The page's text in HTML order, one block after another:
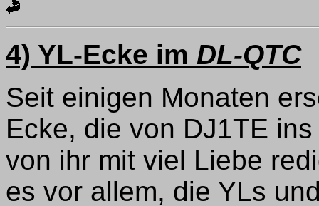
4) YL-Ecke im DL-QTC
Seit einigen Monaten
Ecke, die von DJ1TE
von ihr mit viel Liebe
es vor allem, die YLs